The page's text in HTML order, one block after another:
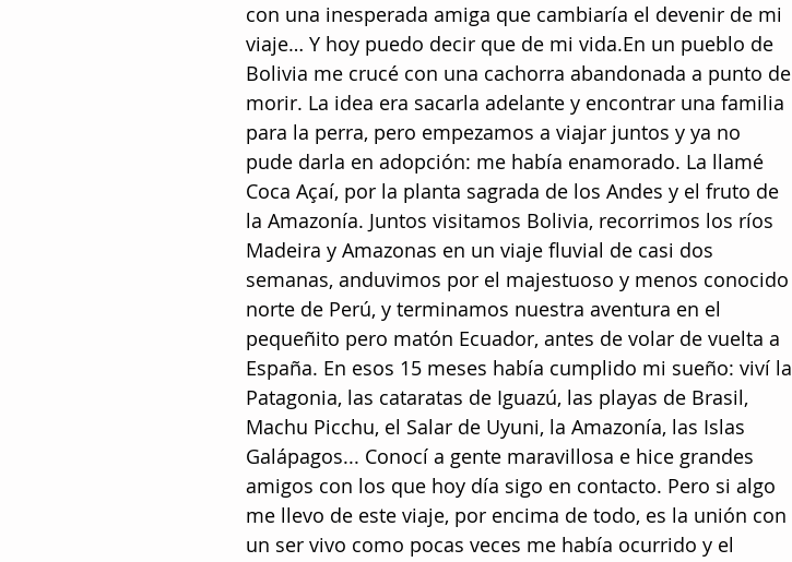
con una inesperada amiga que cambiaría el devenir de mi
viaje… Y hoy puedo decir que de mi vida.En un pueblo de
Bolivia me crucé con una cachorra abandonada a punto de
morir. La idea era sacarla adelante y encontrar una familia
para la perra, pero empezamos a viajar juntos y ya no
pude darla en adopción: me había enamorado. La llamé
Coca Açaí, por la planta sagrada de los Andes y el fruto de
la Amazonía. Juntos visitamos Bolivia, recorrimos los ríos
Madeira y Amazonas en un viaje fluvial de casi dos
semanas, anduvimos por el majestuoso y menos conocido
norte de Perú, y terminamos nuestra aventura en el
pequeñito pero matón Ecuador, antes de volar de vuelta a
España. En esos 15 meses había cumplido mi sueño: viví la
Patagonia, las cataratas de Iguazú, las playas de Brasil,
Machu Picchu, el Salar de Uyuni, la Amazonía, las Islas
Galápagos... Conocí a gente maravillosa e hice grandes
amigos con los que hoy día sigo en contacto. Pero si algo
me llevo de este viaje, por encima de todo, es la unión con
un ser vivo como pocas veces me había ocurrido y el